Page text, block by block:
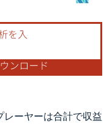
4.0の表示が必要です。
ーヤーは合計で収益